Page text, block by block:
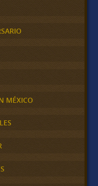
MÉXICO